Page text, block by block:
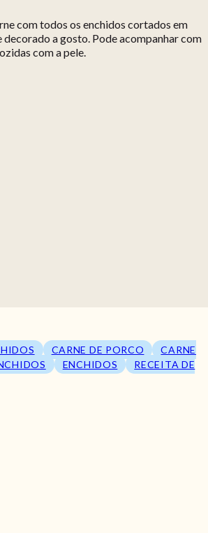
com todos os enchidos cortados em
decorado a gosto. Pode acompanhar com
com a pele.
CARNE DE PORCO
CARNE
ENCHIDOS
RECEITA DE